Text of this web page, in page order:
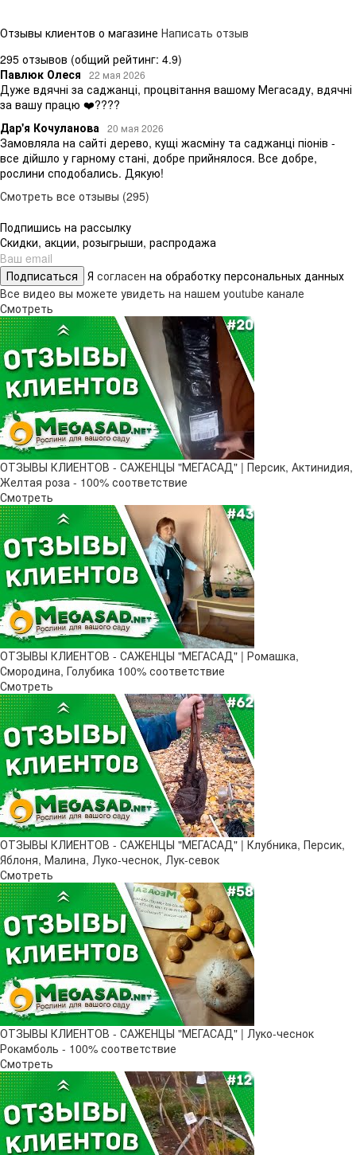
Отзывы клиентов о магазине Написать отзыв
295 отзывов (общий рейтинг: 4.9)
Павлюк Олеся
22 мая 2026
Дуже вдячні за саджанці, процвітання вашому Мегасаду, вдячні
за вашу працю ❤️????
Дар'я Кочуланова 20 мая 2026
Замовляла на сайті дерево, кущі жасміну та саджанці піонів -
все дійшло у гарному стані, добре прийнялося. Все добре,
рослини сподобались. Дякую!
Смотреть все отзывы (295)
Подпишись на рассылку
Скидки, акции, розыгрыши, распродажа
Подписаться Я согласен на обработку персональных данных
Все видео вы можете увидеть на нашем youtube канале
Смотреть
ОТЗЫВЫ КЛИЕНТОВ - САЖЕНЦЫ "МЕГАСАД" | Персик, Актинидия,
Желтая роза - 100% соответствие
Смотреть
ОТЗЫВЫ КЛИЕНТОВ - САЖЕНЦЫ "МЕГАСАД" | Ромашка,
Смородина, Голубика 100% соответствие
Смотреть
ОТЗЫВЫ КЛИЕНТОВ - САЖЕНЦЫ "МЕГАСАД" | Клубника, Персик,
Яблоня, Малина, Луко-чеснок, Лук-севок
Смотреть
ОТЗЫВЫ КЛИЕНТОВ - САЖЕНЦЫ "МЕГАСАД" | Луко-чеснок
Рокамболь - 100% соответствие
Смотреть